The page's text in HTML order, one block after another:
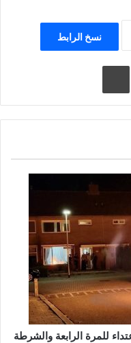
نسخ الرابط
مشاركة عبر البريد
للمرة الرابعة والشرطة